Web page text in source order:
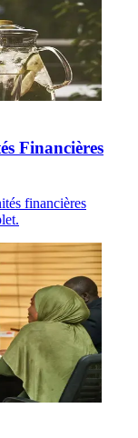
Financières
financières